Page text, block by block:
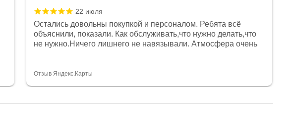
22 июля
Остались довольны покупкой и персоналом. Ребята всё
объяснили, показали. Как обслуживать,что нужно делать,что
не нужно.Ничего лишнего не навязывали. Атмосфера очень
огромное спасибо Дмитрию, за клиентоориентированность и
Отзыв Яндекс.Карты